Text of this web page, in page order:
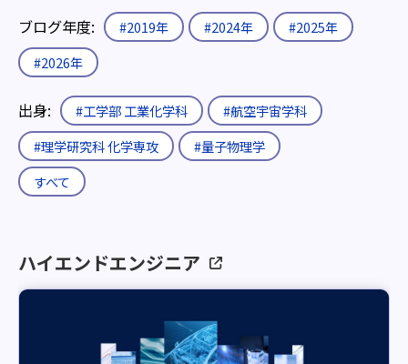
ブログ年度: #2019年 #2024年
#2025年
#2026年
出身: #工学部 工業化学科
#航空宇宙学科
#理学研究科 化学専攻
#量子物理学
すべて
ハイエンドエンジニア